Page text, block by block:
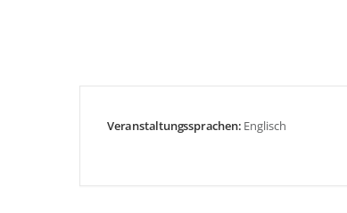
Veranstaltungssprachen: Englisch